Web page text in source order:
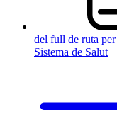
del full de ruta
Sistema de Salut